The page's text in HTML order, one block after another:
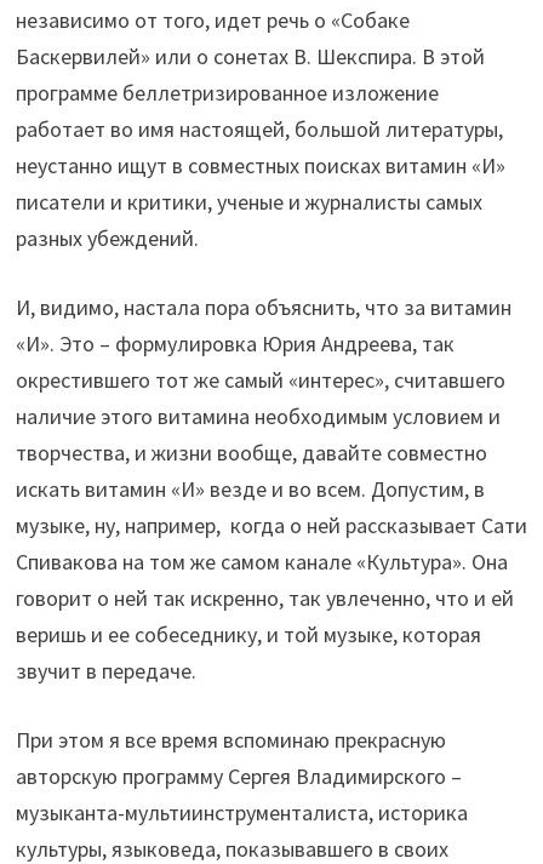
независимо от того, идет речь о «Собаке
Баскервилей» или о сонетах В. Шекспира. В этой
программе беллетризированное изложение
работает во имя настоящей, большой литературы,
неустанно ищут в совместных поисках витамин «И»
писатели и критики, ученые и журналисты самых
разных убеждений.
И, видимо, настала пора объяснить, что за витамин
«И». Это – формулировка Юрия Андреева, так
окрестившего тот же самый «интерес», считавшего
наличие этого витамина необходимым условием и
творчества, и жизни вообще, давайте совместно
искать витамин «И» везде и во всем. Допустим, в
музыке, ну, например, когда о ней рассказывает Сати
Спивакова на том же самом канале «Культура». Она
говорит о ней так искренно, так увлеченно, что и ей
веришь и ее собеседнику, и той музыке, которая
звучит в передаче.
При этом я все время вспоминаю прекрасную
авторскую программу Сергея Владимирского –
музыканта-мультиинструменталиста, историка
культуры, языковеда, показывавшего в своих